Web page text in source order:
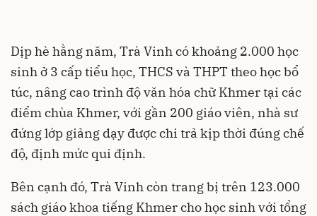
Dịp hè hằng năm, Trà Vinh có khoảng 2.000 học
sinh ở 3 cấp tiểu học, THCS và THPT theo học bổ
túc, nâng cao trình độ văn hóa chữ Khmer tại các
điểm chùa Khmer, với gần 200 giáo viên, nhà sư
đứng lớp giảng dạy được chi trả kịp thời đúng chế
độ, định mức qui định.
Bên cạnh đó, Trà Vinh còn trang bị trên 123.000
sách giáo khoa tiếng Khmer cho học sinh với tổng